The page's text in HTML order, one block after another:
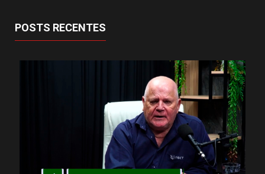
POSTS RECENTES